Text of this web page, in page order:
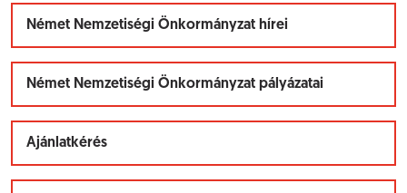
Német Nemzetiségi Önkormányzat hírei
Német Nemzetiségi Önkormányzat pályázatai
Ajánlatkérés